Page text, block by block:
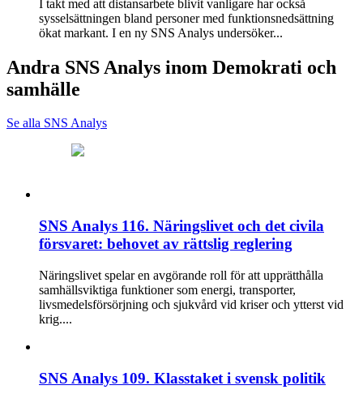
I takt med att distansarbete blivit vanligare har också
sysselsättningen bland personer med funktionsnedsättning
ökat markant. I en ny SNS Analys undersöker...
Andra SNS Analys inom Demokrati och
samhälle
Se alla SNS Analys
SNS Analys 116. Näringslivet och det civila
försvaret: behovet av rättslig reglering
Näringslivet spelar en avgörande roll för att upprätthålla
samhällsviktiga funktioner som energi, transporter,
livsmedelsförsörjning och sjukvård vid kriser och ytterst vid
krig....
SNS Analys 109. Klasstaket i svensk politik